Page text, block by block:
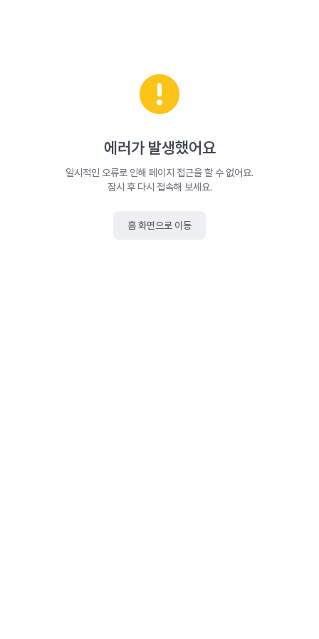
에러가 발생했어요
일시적인 오류로 인해 페이지 접근을 할 수 없어요.
잠시 후 다시 접속해 보세요.
홈 화면으로 이동